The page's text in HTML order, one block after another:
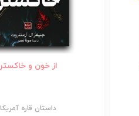
از خون و خاکستر
داستان قاره آمریکا